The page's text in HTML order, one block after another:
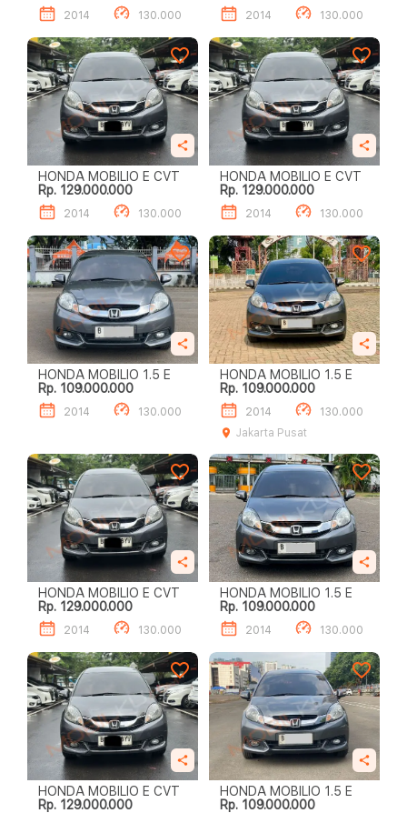
2014 130.000 2014 130.000
HONDA MOBILIO E CVT
Rp. 129.000.000
2014 130.000
HONDA MOBILIO E CVT
Rp. 129.000.000
2014 130.000
HONDA MOBILIO 1.5 E
Rp. 109.000.000
2014 130.000
HONDA MOBILIO 1.5 E
Rp. 109.000.000
2014
130.000
Jakarta Pusat
HONDA MOBILIO E CVT
Rp. 129.000.000
2014 130.000
HONDA MOBILIO 1.5 E
Rp. 109.000.000
2014 130.000
HONDA MOBILIO E CVT
Rp. 129.000.000
HONDA MOBILIO 1.5 E
Rp. 109.000.000